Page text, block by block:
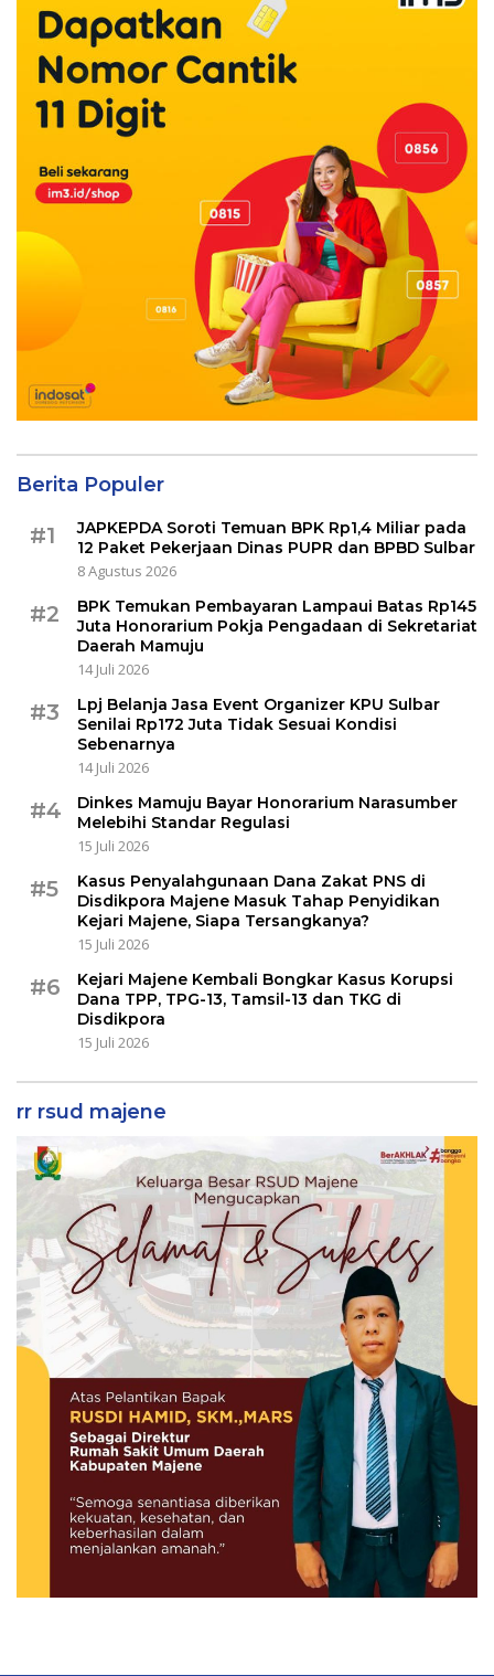
Berita Populer
#1
JAPKEPDA Soroti Temuan BPK Rp1,4 Miliar pada
12 Paket Pekerjaan Dinas PUPR dan BPBD Sulbar
8 Agustus 2026
#2
BPK Temukan Pembayaran Lampaui Batas Rp145
Juta Honorarium Pokja Pengadaan di Sekretariat
Daerah Mamuju
14 Juli 2026
#3
Lpj Belanja Jasa Event Organizer KPU Sulbar
Senilai Rp172 Juta Tidak Sesuai Kondisi
Sebenarnya
14 Juli 2026
#4
Dinkes Mamuju Bayar Honorarium Narasumber
Melebihi Standar Regulasi
15 Juli 2026
#5
Kasus Penyalahgunaan Dana Zakat PNS di
Disdikpora Majene Masuk Tahap Penyidikan
Kejari Majene, Siapa Tersangkanya?
15 Juli 2026
#6
Kejari Majene Kembali Bongkar Kasus Korupsi
Dana TPP, TPG-13, Tamsil-13 dan TKG di
Disdikpora
15 Juli 2026
rr rsud majene